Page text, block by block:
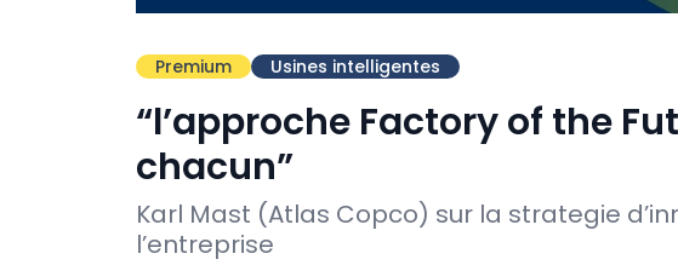
Premium Usines intelligentes
“l’approche Factory of the
chacun”
Karl Mast (Atlas Copco) sur la strategie
l’entreprise